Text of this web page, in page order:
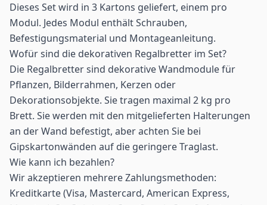
Dieses Set wird in 3 Kartons geliefert, einem pro
Modul. Jedes Modul enthält Schrauben,
Befestigungsmaterial und Montageanleitung.
Wofür sind die dekorativen Regalbretter im Set?
Die Regalbretter sind dekorative Wandmodule für
Pflanzen, Bilderrahmen, Kerzen oder
Dekorationsobjekte. Sie tragen maximal 2 kg pro
Brett. Sie werden mit den mitgelieferten Halterungen
an der Wand befestigt, aber achten Sie bei
Gipskartonwänden auf die geringere Traglast.
Wie kann ich bezahlen?
Wir akzeptieren mehrere Zahlungsmethoden:
Kreditkarte (Visa, Mastercard, American Express,